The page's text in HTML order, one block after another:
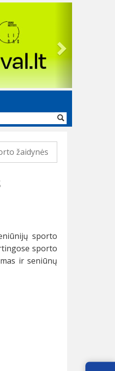
žaidynės
sporto
sporto
ir seniūnų